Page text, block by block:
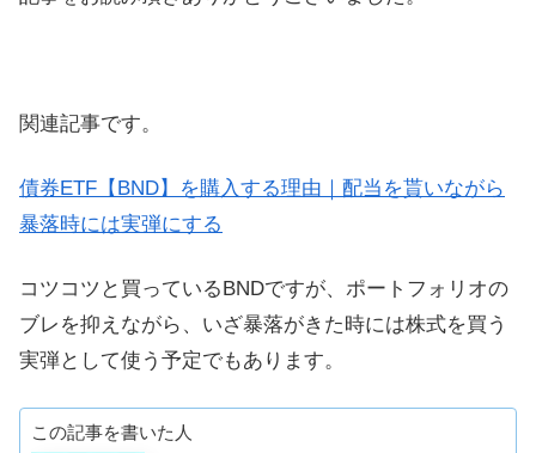
関連記事です。
債券ETF【BND】を購入する理由｜配当を貰いながら
暴落時には実弾にする
コツコツと買っているBNDですが、ポートフォリオの
ブレを抑えながら、いざ暴落がきた時には株式を買う
実弾として使う予定でもあります。
この記事を書いた人